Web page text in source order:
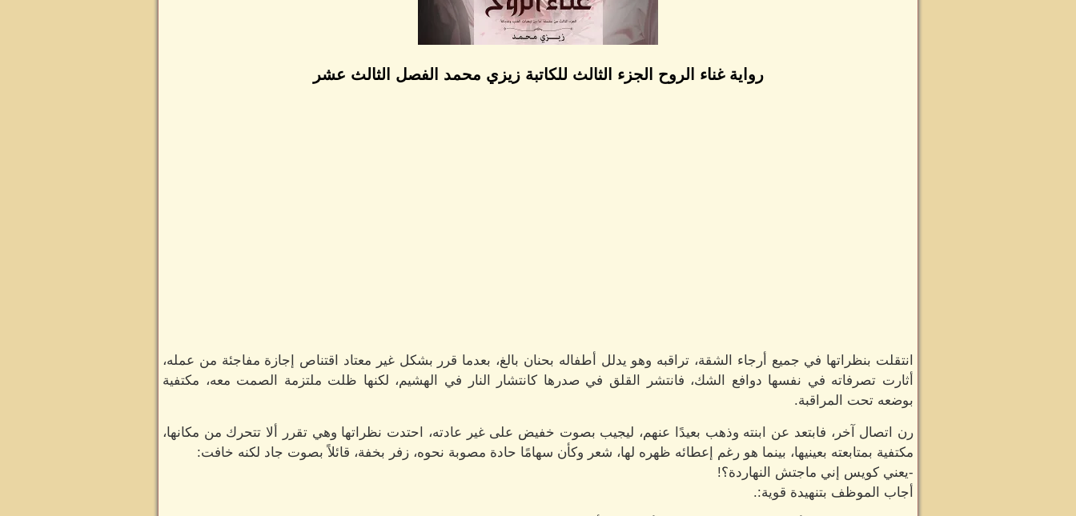
رواية غناء الروح الجزء الثالث للكاتبة زيزي محمد الفصل الثالث عشر
انتقلت بنظراتها في جميع أرجاء الشقة، تراقبه وهو يدلل أطفاله بحنان بالغ، بعدما قرر بشكل غير معتاد اقتناص إجازة مفاجئة من عمله،
أثارت تصرفاته في نفسها دوافع الشك، فانتشر القلق في صدرها كانتشار النار في الهشيم، لكنها ظلت ملتزمة الصمت معه، مكتفية
بوضعه تحت المراقبة.
رن اتصال آخر، فابتعد عن ابنته وذهب بعيدًا عنهم، ليجيب بصوت خفيض على غير عادته، احتدت نظراتها وهي تقرر ألا تتحرك من مكانها،
مكتفية بمتابعته بعينيها، بينما هو رغم إعطائه ظهره لها، شعر وكأن سهامًا حادة مصوبة نحوه، زفر بخفة، قائلاً بصوت جاد لكنه خافت:
-يعني كويس إني ماجتش النهاردة؟!
أجاب الموظف بتنهيدة قوية:.